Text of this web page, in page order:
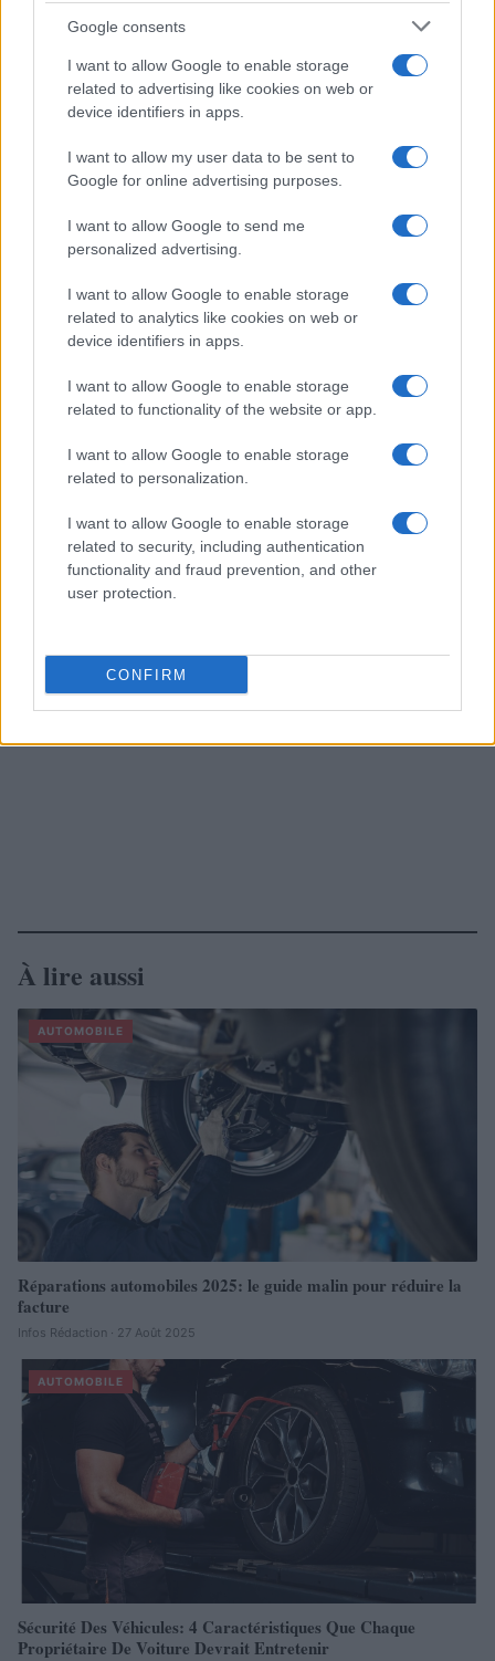
Google consents
I want to allow Google to enable storage
related to advertising like cookies on web or
device identifiers in apps.
I want to allow my user data to be sent to
Google for online advertising purposes.
I want to allow Google to send me
personalized advertising.
I want to allow Google to enable storage
related to analytics like cookies on web or
device identifiers in apps.
I want to allow Google to enable storage
related to functionality of the website or app.
I want to allow Google to enable storage
related to personalization.
I want to allow Google to enable storage
related to security, including authentication
functionality and fraud prevention, and other
user protection.
CONFIRM
AUTEUR
Infos.fr Unit
À lire aussi
AUTOMOBILE
Réparations automobiles 2025: le guide malin pour réduire la
facture
Infos Rédaction · 27 Août 2025
AUTOMOBILE
Sécurité Des Véhicules: 4 Caractéristiques Que Chaque
Propriétaire De Voiture Devrait Entretenir